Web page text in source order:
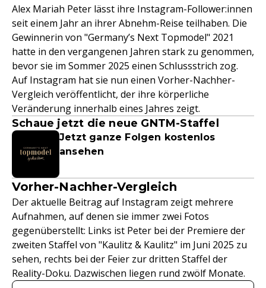
Alex Mariah Peter lässt ihre Instagram-Follower:innen
seit einem Jahr an ihrer Abnehm-Reise teilhaben. Die
Gewinnerin von "Germany’s Next Topmodel" 2021
hatte in den vergangenen Jahren stark zu genommen,
bevor sie im Sommer 2025 einen Schlussstrich zog.
Auf Instagram hat sie nun einen Vorher-Nachher-
Vergleich veröffentlicht, der ihre körperliche
Veränderung innerhalb eines Jahres zeigt.
Schaue jetzt die neue GNTM-Staffel
Jetzt ganze Folgen kostenlos
ansehen
Vorher-Nachher-Vergleich
Der aktuelle Beitrag auf Instagram zeigt mehrere
Aufnahmen, auf denen sie immer zwei Fotos
gegenüberstellt: Links ist Peter bei der Premiere der
zweiten Staffel von "Kaulitz & Kaulitz" im Juni 2025 zu
sehen, rechts bei der Feier zur dritten Staffel der
Reality-Doku. Dazwischen liegen rund zwölf Monate.